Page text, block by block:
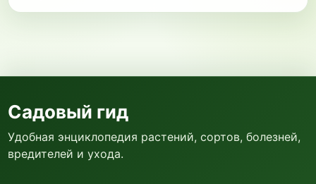
Садовый гид
Удобная энциклопедия растений, сортов, болезней,
вредителей и ухода.